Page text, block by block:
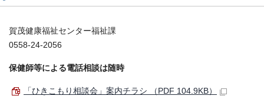
賀茂健康福祉センター福祉課
0558-24-2056
保健師等による電話相談は随時
「ひきこもり相談会」案内チラシ （PDF 104.9KB）